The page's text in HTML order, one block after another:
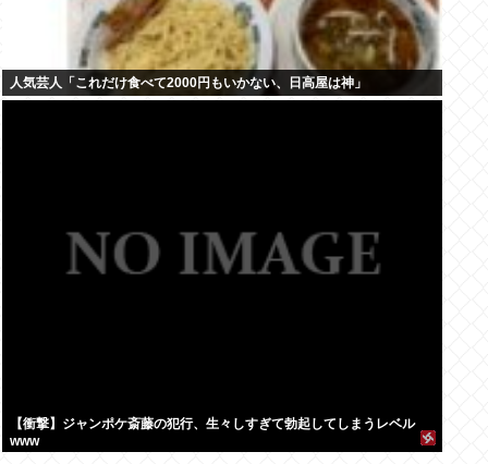
人気芸人「これだけ食べて2000円もいかない、日高屋は神」
【衝撃】ジャンポケ斎藤の犯行、生々しすぎて勃起してしまうレベル
www